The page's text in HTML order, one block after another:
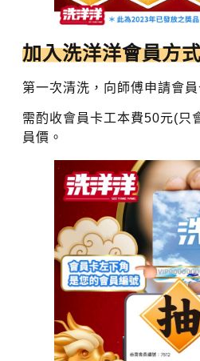
加入洗洋洋會員方
第一次清洗，向師傅申請會員
需酌收會員卡工本費50元(只
員價。